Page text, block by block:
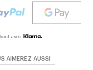
avec
AIMEREZ AUSSI